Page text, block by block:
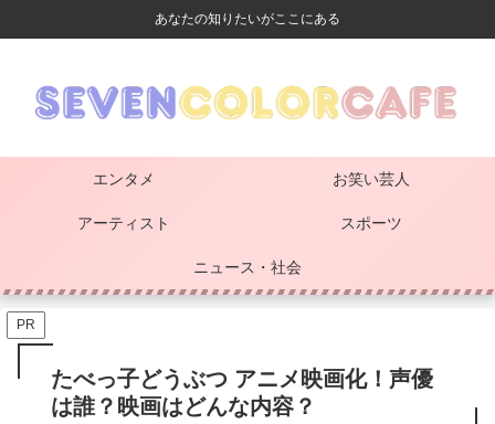
あなたの知りたいがここにある
エンタメ お笑い芸人
アーティスト スポーツ
ニュース・社会
PR
たべっ子どうぶつ アニメ映画化！声優
は誰？映画はどんな内容？